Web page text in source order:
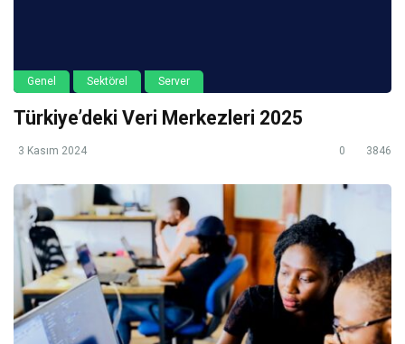
Genel Sektörel Server
Türkiye’deki Veri Merkezleri 2025
3 Kasım 2024 0 3846